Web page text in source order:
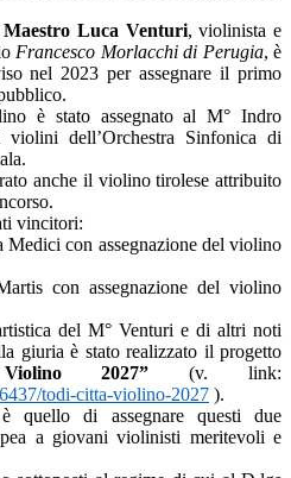
Maestro Luca Venturi, violinista e
Francesco Morlacchi di Perugia, è
nel 2023 per assegnare il primo
è stato assegnato al M° Indro
dell’Orchestra Sinfonica di
anche il violino tirolese attribuito
vincitori:
Medici con assegnazione del violino
con assegnazione del violino
del M° Venturi e di altri noti
giuria è stato realizzato il progetto
2027”(v. link:
todi-citta-violino-2027 ).
quello di assegnare questi due
a giovani violinisti meritevoli e